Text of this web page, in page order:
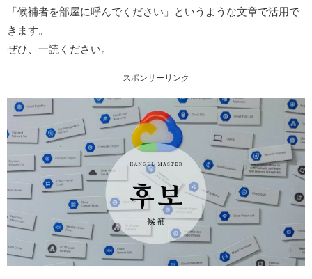
「候補者を部屋に呼んでください」というような文章で活用で
きます。
ぜひ、一読ください。
スポンサーリンク